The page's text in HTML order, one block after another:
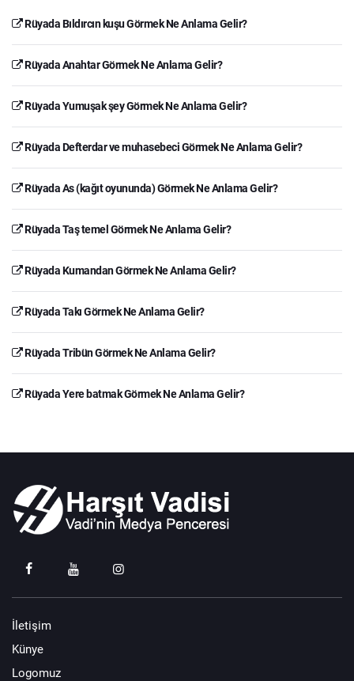
Rüyada Bıldırcın kuşu Görmek Ne Anlama Gelir?
Rüyada Anahtar Görmek Ne Anlama Gelir?
Rüyada Yumuşak şey Görmek Ne Anlama Gelir?
Rüyada Defterdar ve muhasebeci Görmek Ne Anlama Gelir?
Rüyada As (kağıt oyununda) Görmek Ne Anlama Gelir?
Rüyada Taş temel Görmek Ne Anlama Gelir?
Rüyada Kumandan Görmek Ne Anlama Gelir?
Rüyada Takı Görmek Ne Anlama Gelir?
Rüyada Tribün Görmek Ne Anlama Gelir?
Rüyada Yere batmak Görmek Ne Anlama Gelir?
İletişim
Künye
Logomuz